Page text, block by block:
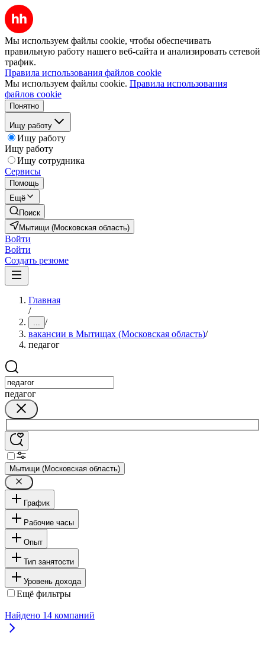
Мы используем файлы cookie, чтобы обеспечивать
правильную работу нашего веб-сайта и анализировать сетевой
трафик.
Правила использования файлов cookie
Мы используем файлы cookie. Правила использования
файлов cookie
Понятно
Ищу работу
Ищу работу
Ищу работу
Ищу сотрудника
Сервисы
Помощь
Ещё
Поиск
Мытищи (Московская область)
Войти
Войти
Создать резюме
Главная
/
... /
вакансии в Мытищах (Московская область)/
педагог
педагог
Мытищи (Московская область)
График
Рабочие часы
Опыт
Тип занятости
Уровень дохода
Ещё фильтры
Найдено 14 компаний